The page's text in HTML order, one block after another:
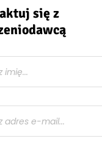
się z